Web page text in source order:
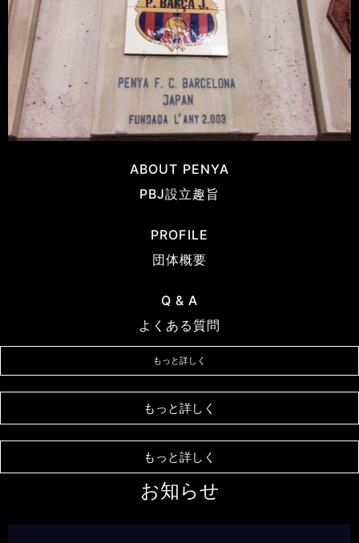
ABOUT PENYA
PBJ設立趣旨
PROFILE
団体概要
Q & A
よくある質問
もっと詳しく
もっと詳しく
もっと詳しく
お知らせ